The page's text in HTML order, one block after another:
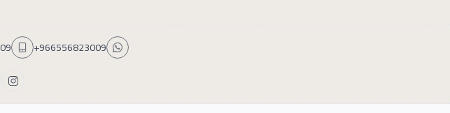
+966556823009